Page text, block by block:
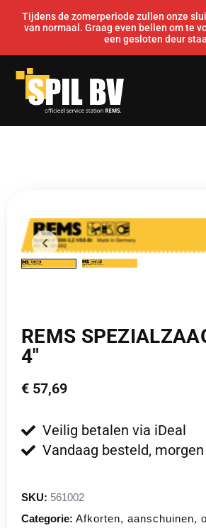
Tijdens de zomerperiode zullen onze
van normaal. Graag even bellen om te
een gesloten deur
REMS
4″
€ 57,69
Veilig betalen via iDeal
Vandaag besteld,
SKU: 561002
Categorie: Afkorten, aanschuinen,